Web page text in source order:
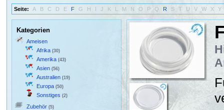
Seite: A B C D E F G H I J K L M N O P Q R S T U V W X Y
Kategorien
Ameisen
Afrika (30)
Amerika (43)
Asien (56)
Australien (19)
Europa (50)
Sonstiges (2)
Zubehör (5)